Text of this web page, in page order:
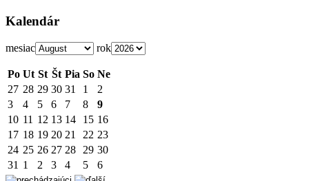
Kalendár
mesiac rok
Po Ut St Št Pia So Ne
27 28 29 30 31 1
2
3
4 5 6 7 8
9
10 11 12 13 14 15 16
17 18 19 20 21 22 23
24 25 26 27 28 29 30
31 1 2 3 4 5 6